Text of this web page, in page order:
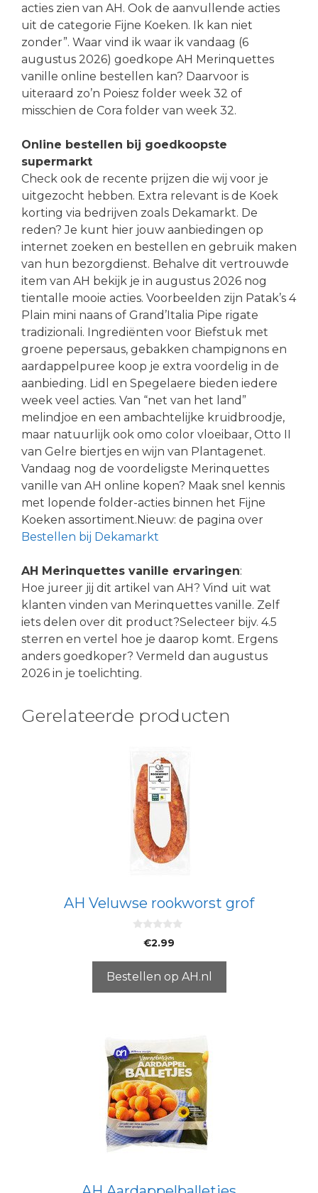
acties zien van AH. Ook de aanvullende acties
uit de categorie Fijne Koeken. Ik kan niet
zonder”. Waar vind ik waar ik vandaag (6
augustus 2026) goedkope AH Merinquettes
vanille online bestellen kan? Daarvoor is
uiteraard zo’n Poiesz folder week 32 of
misschien de Cora folder van week 32.
Online bestellen bij goedkoopste
supermarkt
Check ook de recente prijzen die wij voor je
uitgezocht hebben. Extra relevant is de Koek
korting via bedrijven zoals Dekamarkt. De
reden? Je kunt hier jouw aanbiedingen op
internet zoeken en bestellen en gebruik maken
van hun bezorgdienst. Behalve dit vertrouwde
item van AH bekijk je in augustus 2026 nog
tientalle mooie acties. Voorbeelden zijn Patak’s 4
Plain mini naans of Grand’Italia Pipe rigate
tradizionali. Ingrediënten voor Biefstuk met
groene pepersaus, gebakken champignons en
aardappelpuree koop je extra voordelig in de
aanbieding. Lidl en Spegelaere bieden iedere
week veel acties. Van “net van het land”
melindjoe en een ambachtelijke kruidbroodje,
maar natuurlijk ook omo color vloeibaar, Otto II
van Gelre biertjes en wijn van Plantagenet.
Vandaag nog de voordeligste Merinquettes
vanille van AH online kopen? Maak snel kennis
met lopende folder-acties binnen het Fijne
Koeken assortiment.Nieuw: de pagina over
Bestellen bij Dekamarkt
AH Merinquettes vanille ervaringen:
Hoe jureer jij dit artikel van AH? Vind uit wat
klanten vinden van Merinquettes vanille. Zelf
iets delen over dit product?Selecteer bijv. 4.5
sterren en vertel hoe je daarop komt. Ergens
anders goedkoper? Vermeld dan augustus
2026 in je toelichting.
Gerelateerde producten
AH Veluwse rookworst grof
5
€2.99
Bestellen op AH.nl